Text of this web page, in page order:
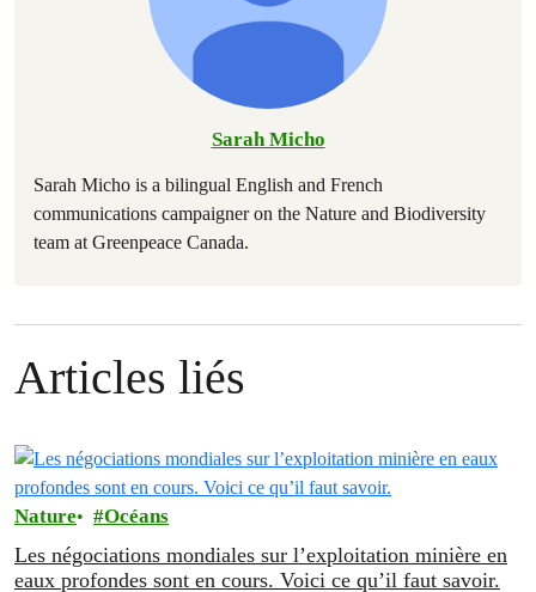
Sarah Micho
Sarah Micho is a bilingual English and French
communications campaigner on the Nature and Biodiversity
team at Greenpeace Canada.
Articles liés
Nature Océans
Les négociations mondiales sur l’exploitation minière en
eaux profondes sont en cours. Voici ce qu’il faut savoir.